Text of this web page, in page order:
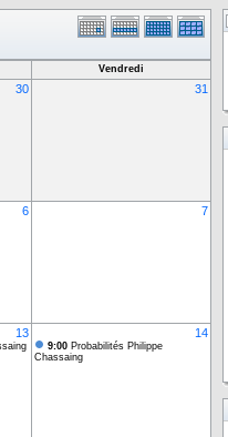
Vendredi
30 31
6 7
13 14
9:00 Probabilités Philippe
Chassaing